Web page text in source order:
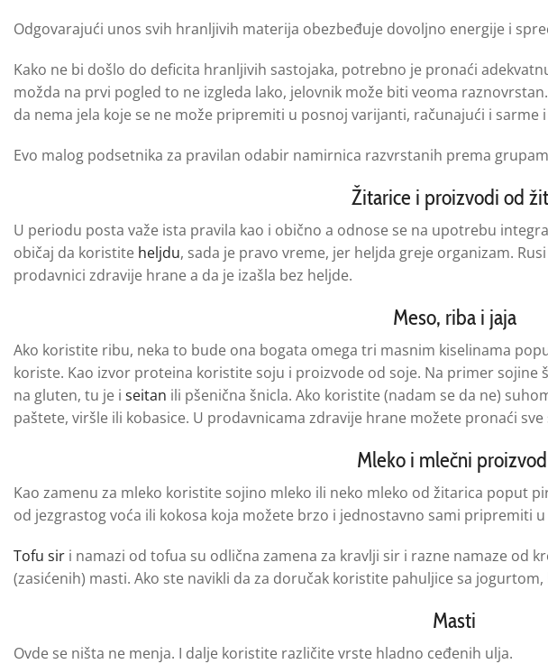
Odgovarajući unos svih hranljivih materija obezbeđuje dovoljno energije i
Kako ne bi došlo do deficita hranljivih sastojaka, potrebno je pronaći
možda na prvi pogled to ne izgleda lako, jelovnik može biti veoma
da nema jela koje se ne može pripremiti u posnoj varijanti, računajući i sarme
Evo malog podsetnika za pravilan odabir namirnica razvrstanih prema
Žitarice i proizvodi od
U periodu posta važe ista pravila kao i obično a odnose se na upotrebu
običaj da koristite heljdu, sada je pravo vreme, jer heljda greje organizam.
prodavnici zdravije hrane a da je izašla bez heljde.
Meso, riba i jaja
Ako koristite ribu, neka to bude ona bogata omega tri masnim kiselinama
koriste. Kao izvor proteina koristite soju i proizvode od soje. Na primer sojine
na gluten, tu je i seitan ili pšenična šnicla. Ako koristite (nadam se da ne)
paštete, viršle ili kobasice. U prodavnicama zdravije hrane možete pronaći
Mleko i mlečni
Kao zamenu za mleko koristite sojino mleko ili neko mleko od žitarica poput
od jezgrastog voća ili kokosa koja možete brzo i jednostavno sami pripremiti
Tofu sir i namazi od tofua su odlična zamena za kravlji sir i razne namaze od
(zasićenih) masti. Ako ste navikli da za doručak koristite pahuljice sa
Masti
Ovde se ništa ne menja. I dalje koristite različite vrste hladno ceđenih ulja.